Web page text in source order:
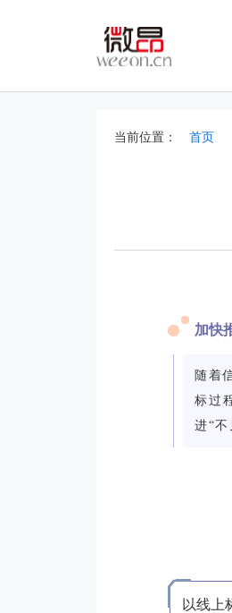
当前位置： 首页
加快
随着
标过
进“
以线上